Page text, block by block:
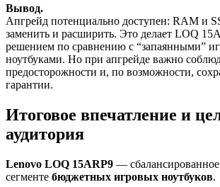
Вывод.
Апгрейд потенциально доступен: RAM и
заменить и расширить. Это делает LOQ
решением по сравнению с “запаянными”
ноутбуками. Но при апгрейде важно
предосторожности и, по возможности,
гарантии.
Итоговое впечатление и
аудитория
Lenovo LOQ 15ARP9 —
сегменте бюджетных игровых ноутбуков.